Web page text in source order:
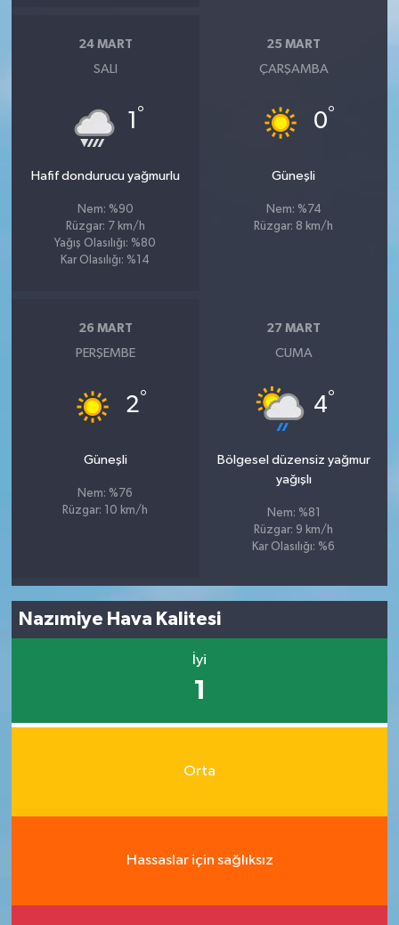
24 MART
SALI
1 °
Hafif dondurucu yağmurlu
Nem: %90
Rüzgar: 7 km/h
Yağış Olasılığı: %80
Kar Olasılığı: %14
25 MART
ÇARŞAMBA
0°
Güneşli
Nem: %74
Rüzgar: 8 km/h
26 MART
PERŞEMBE
2°
Güneşli
Nem: %76
Rüzgar: 10 km/h
27 MART
CUMA
4°
Bölgesel düzensiz yağmur
yağışlı
Nem: %81
Rüzgar: 9 km/h
Kar Olasılığı: %6
Nazımiye Hava Kalitesi
İyi
1
Orta
Hassaslar için sağlıksız
TARİHTE BUGÜN
TEKNOLOJİ
TÜRKİYE
VİZYONDAKİLER